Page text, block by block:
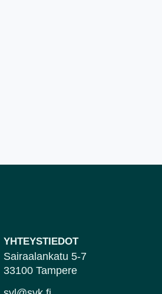
YHTEYSTIEDOT
Sairaalankatu 5-7
33100 Tampere